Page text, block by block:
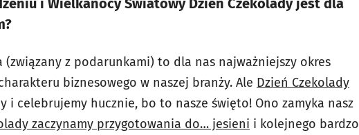
i Wielkanocy Światowy Dzień Czekolady jest dla
(związany z podarunkami) to dla nas najważniejszy okres
biznesowego w naszej branży. Ale Dzień Czekolady
i celebrujemy hucznie, bo to nasze święto! Ono zamyka nasz
zaczynamy przygotowania do… jesieni i kolejnego bardzo